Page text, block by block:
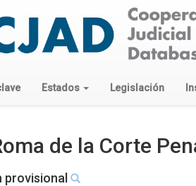
Estados Legislación
de la Corte